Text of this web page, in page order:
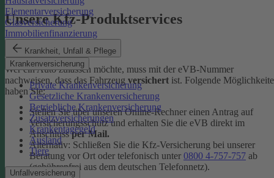
Elementarversicherung
Glasversicherung
Immobilienfinanzierung
Krankheit, Unfall & Pflege
Krankenversicherung
Private Krankenversicherung
Gesetzliche Krankenversicherung
Betriebliche Krankenversicherung
Zusatzversicherungen
Krankentagegeld
Ausland
Tiere
Unfallversicherung
Unsere Kfz-Produktservices
eVB-Nummer
Wer ein Auto zulassen möchte, muss mit der eVB-Nummer
nachweisen, dass das Fahrzeug versichert ist. Folgende
haben Sie:
Stellen Sie über unseren Online-Rechner einen Antrag auf
Versicherungsschutz und erhalten Sie die eVB direkt im
Anschlussper Mail.
Alternativ: Schließen Sie die Kfz-​Versicherung bei unserer
Beratung vor Ort oder telefonisch unter 0800 4-​757-757 ab
(gebührenfrei aus dem deutschen Telefonnetz).